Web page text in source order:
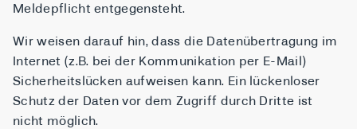
Meldepflicht entgegensteht.
Wir weisen darauf hin, dass die Datenübertragung im
Internet (z.B. bei der Kommunikation per E-Mail)
Sicherheitslücken aufweisen kann. Ein lückenloser
Schutz der Daten vor dem Zugriff durch Dritte ist
nicht möglich.